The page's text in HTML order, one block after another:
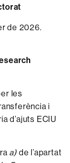
de 2026.
les
i
d’ajuts ECIU
a) de l’apartat